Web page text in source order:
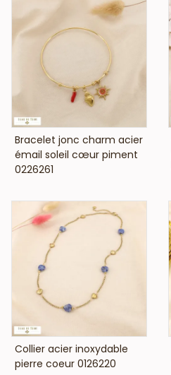
VOIR LE PRIX
Bracelet jonc charm acier
émail soleil cœur piment
0226261
VOIR LE PRIX
Collier acier inoxydable
pierre coeur 0126220